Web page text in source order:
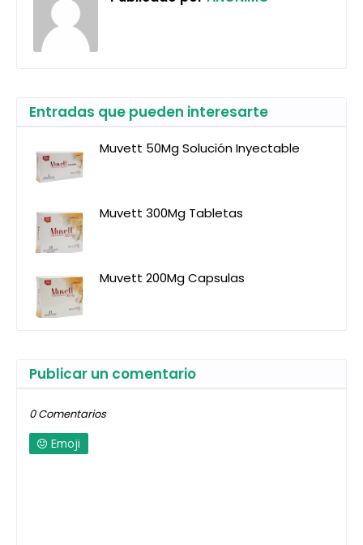
Entradas que pueden interesarte
Muvett 50Mg Solución Inyectable
Muvett 300Mg Tabletas
Muvett 200Mg Capsulas
Publicar un comentario
0 Comentarios
Emoji